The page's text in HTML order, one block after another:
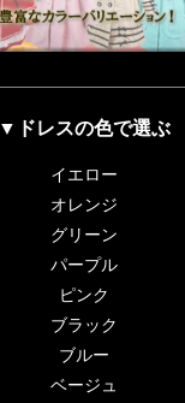
▼ドレスの色で選ぶ
イエロー
オレンジ
グリーン
パープル
ピンク
ブラック
ブルー
ベージュ